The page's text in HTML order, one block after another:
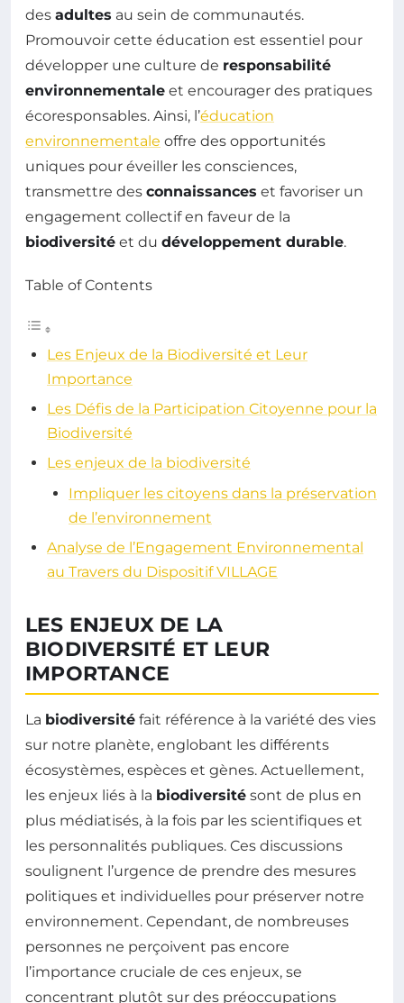
des adultes au sein de communautés.
Promouvoir cette éducation est essentiel pour
développer une culture de responsabilité
environnementale et encourager des pratiques
écoresponsables. Ainsi, l’éducation
environnementale offre des opportunités
uniques pour éveiller les consciences,
transmettre des connaissances et favoriser un
engagement collectif en faveur de la
biodiversité et du développement durable.
Table of Contents
Les Enjeux de la Biodiversité et Leur
Importance
Les Défis de la Participation Citoyenne pour la
Biodiversité
Les enjeux de la biodiversité
Impliquer les citoyens dans la préservation
de l’environnement
Analyse de l’Engagement Environnemental
au Travers du Dispositif VILLAGE
LES ENJEUX DE LA
BIODIVERSITÉ ET LEUR
IMPORTANCE
La biodiversité fait référence à la variété des vies
sur notre planète, englobant les différents
écosystèmes, espèces et gènes. Actuellement,
les enjeux liés à la biodiversité sont de plus en
plus médiatisés, à la fois par les scientifiques et
les personnalités publiques. Ces discussions
soulignent l’urgence de prendre des mesures
politiques et individuelles pour préserver notre
environnement. Cependant, de nombreuses
personnes ne perçoivent pas encore
l’importance cruciale de ces enjeux, se
concentrant plutôt sur des préoccupations